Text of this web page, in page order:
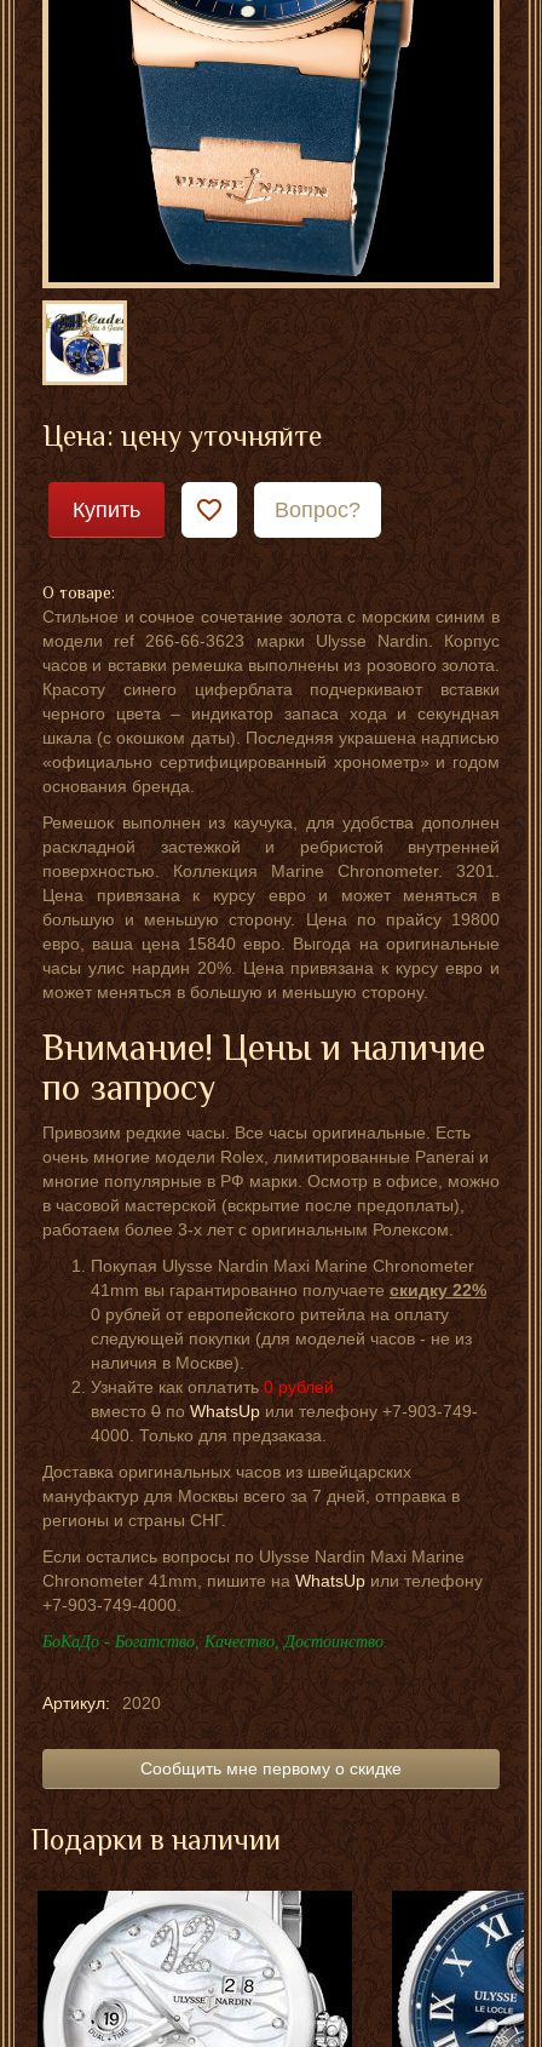
Цена: цену уточняйте
Купить Вопрос?
О товаре:
Стильное и сочное сочетание золота с морским синим в
модели ref 266-66-3623 марки Ulysse Nardin. Корпус
часов и вставки ремешка выполнены из розового золота.
Красоту синего циферблата подчеркивают вставки
черного цвета – индикатор запаса хода и секундная
шкала (с окошком даты). Последняя украшена надписью
«официально сертифицированный хронометр» и годом
основания бренда.
Ремешок выполнен из каучука, для удобства дополнен
раскладной застежкой и ребристой внутренней
поверхностью. Коллекция Marine Chronometer. 3201.
Цена привязана к курсу евро и может меняться в
большую и меньшую сторону. Цена по прайсу 19800
евро, ваша цена 15840 евро. Выгода на оригинальные
часы улис нардин 20%. Цена привязана к курсу евро и
может меняться в большую и меньшую сторону.
Внимание! Цены и наличие
по запросу
Привозим редкие часы. Все часы оригинальные. Есть
очень многие модели Rolex, лимитированные Panerai и
многие популярные в РФ марки. Осмотр в офисе, можно
в часовой мастерской (вскрытие после предоплаты),
работаем более 3-х лет с оригинальным Ролексом.
Покупая Ulysse Nardin Maxi Marine Chronometer
41mm вы гарантированно получаетескидку 22%
0 рублей от европейского ритейла на оплату
следующей покупки (для моделей часов - не из
наличия в Москве).
Узнайте как оплатить0 рублей
вместо 0поWhatsUpили телефону +7-903-749-
4000. Только для предзаказа.
Доставка оригинальных часов из швейцарских
мануфактур для Москвы всего за 7 дней, отправка в
регионы и страны СНГ.
Если остались вопросы по Ulysse Nardin Maxi Marine
Chronometer 41mm, пишите на WhatsUp или телефону
+7-903-749-4000.
БоКаДо - Богатство, Качество, Достоинство.
Артикул: 2020
Сообщить мне первому о скидке
Подарки в наличии